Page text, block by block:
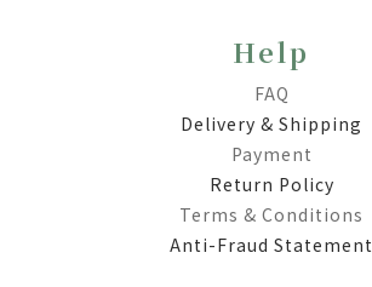
Help
FAQ
Delivery & Shipping
Payment
Return Policy
Terms & Conditions
Anti-Fraud Statement